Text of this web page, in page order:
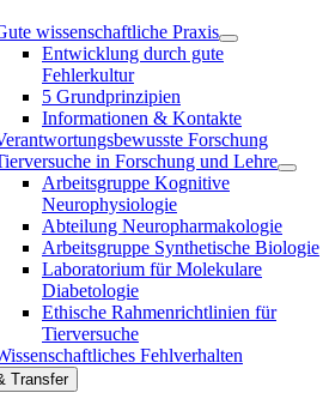
wissenschaftliche Praxis
Entwicklung durch gute
Fehlerkultur
5 Grundprinzipien
Informationen & Kontakte
Forschung
in Forschung und Lehre
Arbeitsgruppe Kognitive
Neurophysiologie
Abteilung Neuropharmakologie
Arbeitsgruppe Synthetische Biologie
Laboratorium für Molekulare
Diabetologie
Ethische Rahmenrichtlinien für
Tierversuche
Fehlverhalten
Transfer